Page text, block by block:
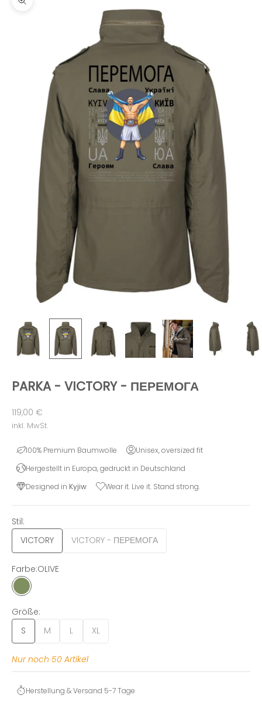
Bild vergrößern
PARKA - VICTORY - ПЕРЕМОГА
Angebot
119,00 €
inkl. MwSt.
100% Premium Baumwolle
Unisex, oversized fit
Hergestellt in Europa, gedruckt in Deutschland
Designed in Kyjiw Wear it. Live it. Stand strong.
Stil:
VICTORY
VICTORY - ПЕРЕМОГА
Farbe:OLIVE
OLIVE
Größe:
S
M L XL
Nur noch 50 Artikel
Herstellung & Versand 5-7 Tage